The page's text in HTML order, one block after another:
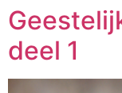
deel 1